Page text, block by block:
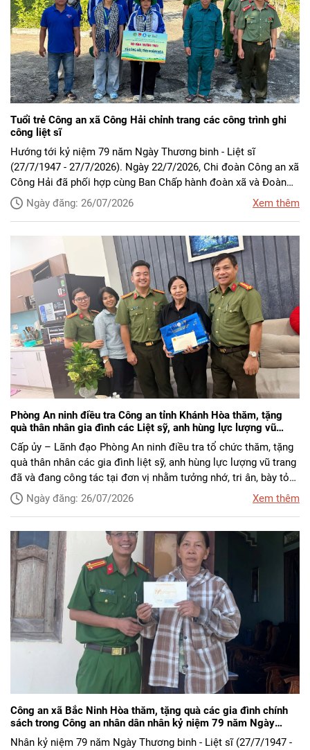
Tuổi trẻ Công an xã Công Hải chỉnh trang các công trình ghi
công liệt sĩ
Hướng tới kỷ niệm 79 năm Ngày Thương binh - Liệt sĩ
(27/7/1947 - 27/7/2026). Ngày 22/7/2026, Chi đoàn Công an xã
Công Hải đã phối hợp cùng Ban Chấp hành đoàn xã và Đoàn
trường Đại học Nông Lâm TP. Hồ Chí Minh tổ chức ra quân vệ
sinh, chỉnh trang 2 đài liệt sỹ tại thôn Phước Chiến và thôn
Ngày đăng: 26/07/2026 Xem thêm
Phòng An ninh điều tra Công an tỉnh Khánh Hòa thăm, tặng
quà thân nhân gia đình các Liệt sỹ, anh hùng lực lượng vũ
trang nhân dân.
Cấp ủy – Lãnh đạo Phòng An ninh điều tra tổ chức thăm, tặng
quà thân nhân các gia đình liệt sỹ, anh hùng lực lượng vũ trang
đã và đang công tác tại đơn vị nhằm tưởng nhớ, tri ân, bày tỏ
lòng biết ơn vô hạn đối với các thương bệnh binh và gia đình
liệt sĩ, những người đã hy sinh xương máu vì độc lập, tự do của
Ngày đăng: 26/07/2026 Xem thêm
Công an xã Bắc Ninh Hòa thăm, tặng quà các gia đình chính
sách trong Công an nhân dân nhân kỷ niệm 79 năm Ngày
Thương binh - Liệt sĩ
Nhân kỷ niệm 79 năm Ngày Thương binh - Liệt sĩ (27/7/1947 -